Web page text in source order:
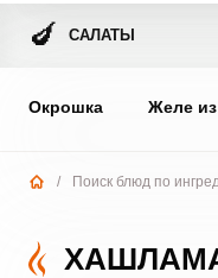
🍆 САЛАТЫ
Окрошка Желе
/ Поиск блюд по